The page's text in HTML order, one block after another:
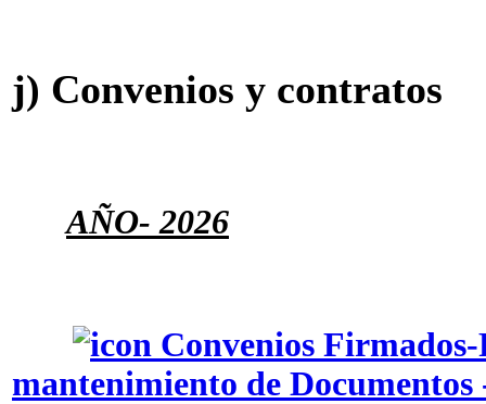
j) Convenios y contratos
AÑO- 2026
Convenios
mantenimiento de Documentos